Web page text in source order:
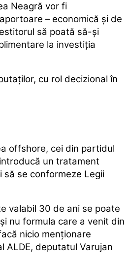
Neagră vor fi
– economică şi de
să poată să-şi
la investiţia
cu rol decizional în
offshore, cei din partidul
un tratament
să se conformeze Legii
valabil 30 de ani se poate
nu formula care a venit din
nicio menţionare
ALDE, deputatul Varujan